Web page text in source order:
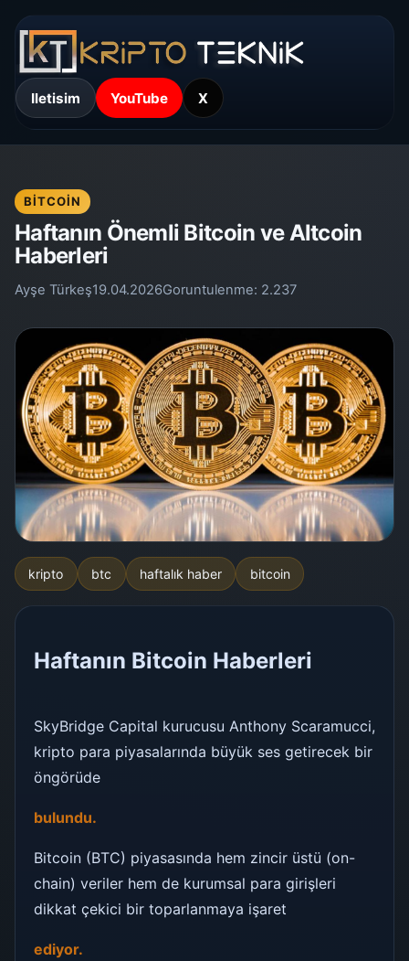
Iletisim YouTube X
BITCOIN
Haftanın Önemli Bitcoin ve Altcoin
Haberleri
Ayşe Türkeş19.04.2026Goruntulenme: 2.237
kripto btc haftalık haber bitcoin
Haftanın Bitcoin Haberleri
SkyBridge Capital kurucusu Anthony Scaramucci,
kripto para piyasalarında büyük ses getirecek bir
öngörüde
bulundu.
Bitcoin (BTC) piyasasında hem zincir üstü (on-
chain) veriler hem de kurumsal para girişleri
dikkat çekici bir toparlanmaya işaret
ediyor.